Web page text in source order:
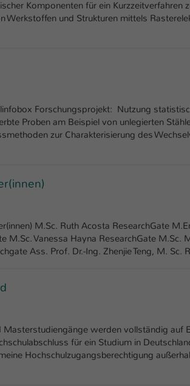
Komponenten für ein Kurzzeitverfahren
Werkstoffen und Strukturen mittels
Forschungsprojekt: Nutzung
Proben am Beispiel von unlegierten
zur Charakterisierung des
M.Sc. Ruth Acosta ResearchGate
M.Sc. Vanessa Hayna ResearchGate M.Sc.
Ass. Prof. Dr.-Ing. Zhenjie Teng, M. Sc.
Masterstudiengänge werden vollständig auf
für ein Studium in
Hochschulzugangsberechtigung
Zweck
Logins die Session-ID. So
Benutzer wiedererkannt
Laufzeit 1 Tag